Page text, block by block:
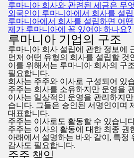
루마니아 회사와 관련된 세금은 무
외국인이 루마니아에서 회사를 설
루마니아에서 회사를 설립하면 어
제가 루마니아에 꼭 있어야 하나요?
루마니아 기업의 구조
루마니아 회사 설립에 관한 정보에
먼저 어떤 유형의 회사를 설립할 것
이를 위해서는 루마니아 회사의 구
필요합니다.
회사는 주주와 이사로 구성되어 있
주주는 회사를 소유하지만 운영을
이사는 일상적인 운영을 관리하지
습니다. 그들은 승인된 서명인이며
대표합니다.
주주는 이사로도 활동할 수 있습니
주주는 이사의 활동에 대한 최종 권
아래에서 설명하는 바와 같이, 특정
감사도 필요합니다.
주주 책임